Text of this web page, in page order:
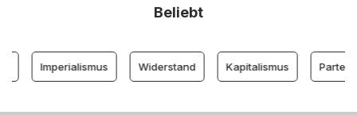
Beliebt
Imperialismus Widerstand Kapitalismus Partei der